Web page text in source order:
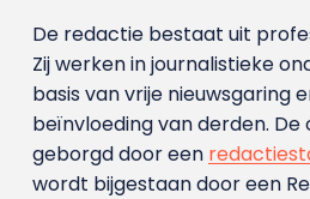
De redactie bestaat uit
Zij werken in journalistieke
basis van vrije nieuwsgaring
beïnvloeding van derden. De
geborgd door een
wordt bijgestaan door een